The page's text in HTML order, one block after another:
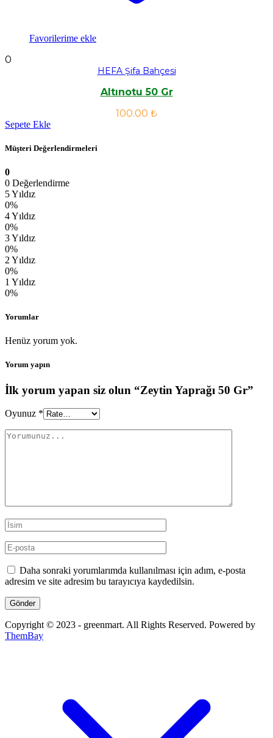
Favorilerime ekle
Altınotu 50 Gr
0
HEFA Şifa Bahçesi
100.00 ₺
Sepete Ekle
Müşteri Değerlendirmeleri
0
0 Değerlendirme
5 Yıldız
0%
4 Yıldız
0%
3 Yıldız
0%
2 Yıldız
0%
1 Yıldız
0%
Yorumlar
Henüz yorum yok.
Yorum yapın
İlk yorum yapan siz olun “Zeytin Yaprağı 50 Gr”
Oyunuz *
Daha sonraki yorumlarımda kullanılması için adım, e-posta
adresim ve site adresim bu tarayıcıya kaydedilsin.
Copyright © 2023 - greenmart. All Rights Reserved. Powered by
ThemBay